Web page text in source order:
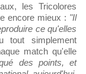
encore mieux : "Il
ce qu'elles
tout simplement
match qu'elle
des points, et